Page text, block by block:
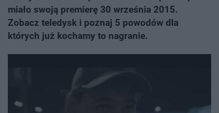
miało swoją premierę 30 września 2015.
Zobacz teledysk i poznaj 5 powodów dla
których już kochamy to nagranie.